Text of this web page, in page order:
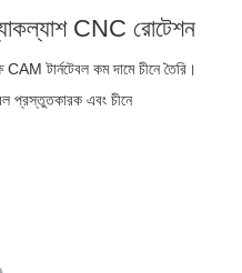
CNC রোটেশন
টার্নটেবল কম দামে চীনে তৈরি।
প্রস্তুতকারক এবং চীনে